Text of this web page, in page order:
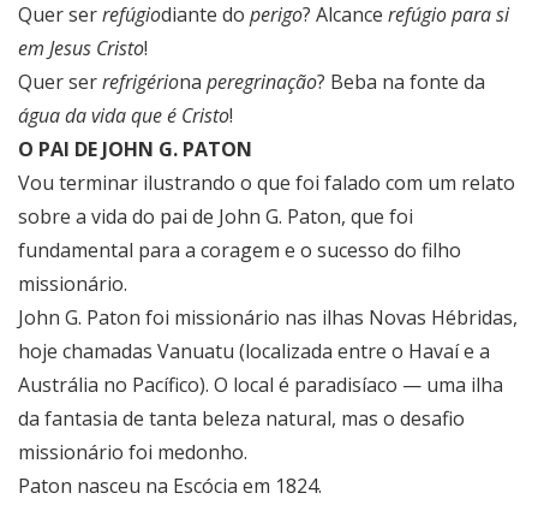
Quer serrefúgiodiante do perigo? Alcance refúgio para si
em Jesus Cristo!
Quer serrefrigériona peregrinação? Beba na fonte da
água da vida que é Cristo!
O PAI DE JOHN G. PATON
Vou terminar ilustrando o que foi falado com um relato
sobre a vida do pai de John G. Paton, que foi
fundamental para a coragem e o sucesso do filho
missionário.
John G. Paton foi missionário nas ilhas Novas Hébridas,
hoje chamadas Vanuatu (localizada entre o Havaí e a
Austrália no Pacífico). O local é paradisíaco — uma ilha
da fantasia de tanta beleza natural, mas o desafio
missionário foi medonho.
Paton nasceu na Escócia em 1824.